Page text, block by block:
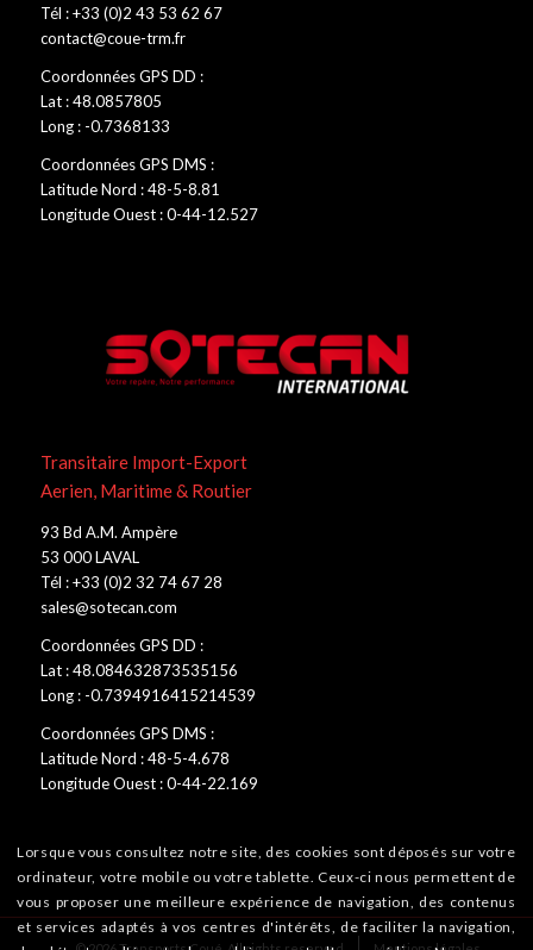
Tél : +33 (0)2 43 53 62 67
contact@coue-trm.fr
Coordonnées GPS DD :
Lat : 48.0857805
Long : -0.7368133
Coordonnées GPS DMS :
Latitude Nord : 48-5-8.81
Longitude Ouest : 0-44-12.527
Transitaire Import-Export
Aerien, Maritime & Routier
93 Bd A.M. Ampère
53 000 LAVAL
Tél : +33 (0)2 32 74 67 28
sales@sotecan.com
Coordonnées GPS DD :
Lat : 48.084632873535156
Long : -0.7394916415214539
Coordonnées GPS DMS :
Latitude Nord : 48-5-4.678
Longitude Ouest : 0-44-22.169
Lorsque vous consultez notre site, des cookies sont déposés sur votre
ordinateur, votre mobile ou votre tablette. Ceux-ci nous permettent de
vous proposer une meilleure expérience de navigation, des contenus
et services adaptés à vos centres d'intérêts, de faciliter la navigation,